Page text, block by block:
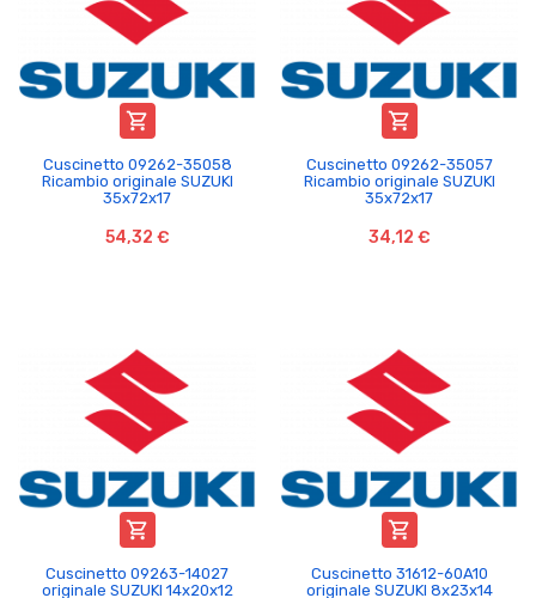

Cuscinetto 09262-35058
Ricambio originale SUZUKI
35x72x17
54,32 €

Cuscinetto 09262-35057
Ricambio originale SUZUKI
35x72x17
34,12 €

Cuscinetto 09263-14027
originale SUZUKI 14x20x12

Cuscinetto 31612-60A10
originale SUZUKI 8x23x14